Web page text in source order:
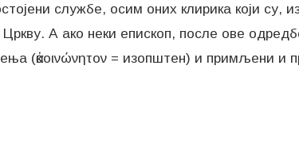
службе, осим оних клирика који су,
А ако неки епископ, после ове
(ἀκοινώνητον = изопштен) и примљени и